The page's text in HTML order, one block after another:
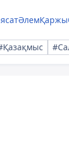
ӘлемҚаржы